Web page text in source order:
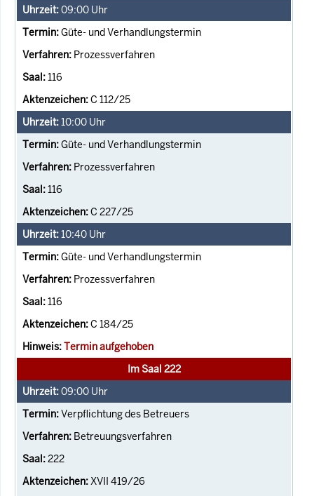
09:00 Uhr
Güte- und Verhandlungstermin
Prozessverfahren
116
C 112/25
10:00 Uhr
Güte- und Verhandlungstermin
Prozessverfahren
116
C 227/25
10:40 Uhr
Güte- und Verhandlungstermin
Prozessverfahren
116
C 184/25
Termin aufgehoben
Im Saal 222
09:00 Uhr
Verpflichtung des Betreuers
Betreuungsverfahren
222
XVII 419/26